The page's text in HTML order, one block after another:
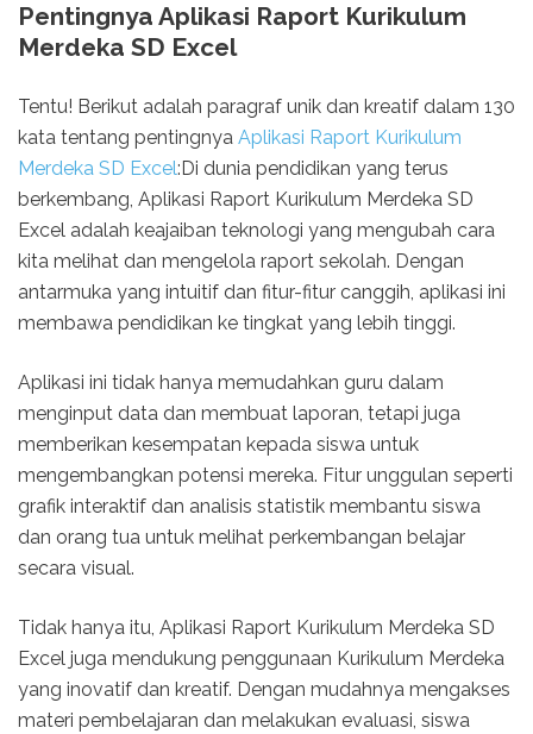
Pentingnya Aplikasi Raport Kurikulum
Merdeka SD Excel
Tentu! Berikut adalah paragraf unik dan kreatif dalam 130
kata tentang pentingnya Aplikasi Raport Kurikulum
Merdeka SD Excel:Di dunia pendidikan yang terus
berkembang, Aplikasi Raport Kurikulum Merdeka SD
Excel adalah keajaiban teknologi yang mengubah cara
kita melihat dan mengelola raport sekolah. Dengan
antarmuka yang intuitif dan fitur-fitur canggih, aplikasi ini
membawa pendidikan ke tingkat yang lebih tinggi.
Aplikasi ini tidak hanya memudahkan guru dalam
menginput data dan membuat laporan, tetapi juga
memberikan kesempatan kepada siswa untuk
mengembangkan potensi mereka. Fitur unggulan seperti
grafik interaktif dan analisis statistik membantu siswa
dan orang tua untuk melihat perkembangan belajar
secara visual.
Tidak hanya itu, Aplikasi Raport Kurikulum Merdeka SD
Excel juga mendukung penggunaan Kurikulum Merdeka
yang inovatif dan kreatif. Dengan mudahnya mengakses
materi pembelajaran dan melakukan evaluasi, siswa